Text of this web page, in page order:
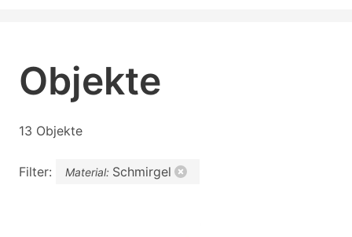
Objekte
13 Objekte
Filter: Material: Schmirgel